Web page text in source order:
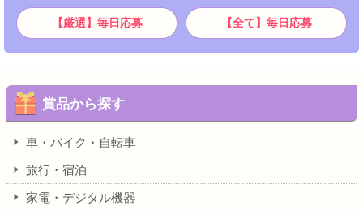
【厳選】毎日応募 【全て】毎日応募
賞品から探す
車・バイク・自転車
旅行・宿泊
家電・デジタル機器